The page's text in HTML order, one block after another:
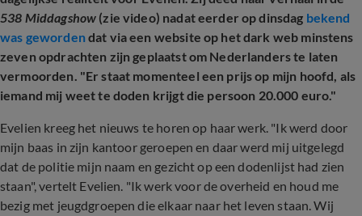
538 Middagshow (zie video) nadat eerder op dinsdag bekend
was gewordendat via een website op het dark web minstens
zeven opdrachten zijn geplaatst om Nederlanders te laten
vermoorden. "Er staat momenteel een prijs op mijn hoofd, als
iemand mij weet te doden krijgt die persoon 20.000 euro."
Evelien kreeg het nieuws te horen op haar werk. "Ik werd door
mijn baas in zijn kantoor geroepen en daar werd mij uitgelegd
dat de politie mijn naam en gezicht op een dodenlijst had zien
staan", vertelt Evelien. "Ik werk voor de overheid en houd me
bezig met jeugdgroepen die elkaar naar het leven staan. Wij